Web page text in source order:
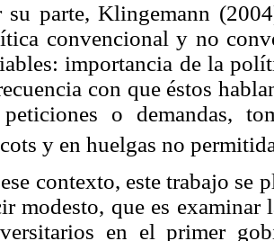
su parte, Klingemann
convencional y no
importancia de la
con que éstos
o demandas,
y en huelgas no
contexto, este trabajo
modesto, que es
en el primer